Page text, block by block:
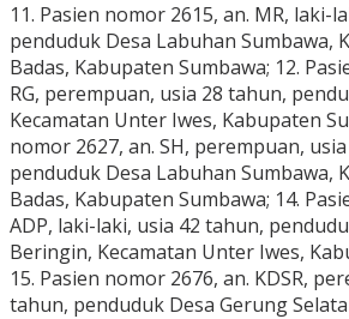
11. Pasien nomor 2615, an. MR, laki-
penduduk Desa Labuhan Sumbawa,
Badas, Kabupaten Sumbawa; 12.
RG, perempuan, usia 28 tahun,
Kecamatan Unter Iwes, Kabupaten
nomor 2627, an. SH, perempuan,
penduduk Desa Labuhan Sumbawa,
Badas, Kabupaten Sumbawa; 14.
ADP, laki-laki, usia 42 tahun,
Beringin, Kecamatan Unter Iwes,
15. Pasien nomor 2676, an. KDSR,
tahun, penduduk Desa Gerung